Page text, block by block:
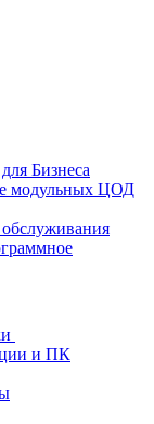
Бизнеса
модульных ЦОД
и ПК